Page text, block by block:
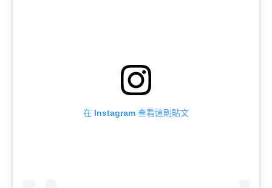
在 Instagram 查看這則貼文